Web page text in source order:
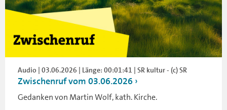
Audio | 03.06.2026 | Länge: 00:01:41 | SR kultur - (c) SR
Zwischenruf vom 03.06.2026
Gedanken von Martin Wolf, kath. Kirche.